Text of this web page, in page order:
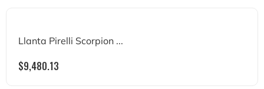
Llanta Pirelli Scorpion ...
$9,480.13